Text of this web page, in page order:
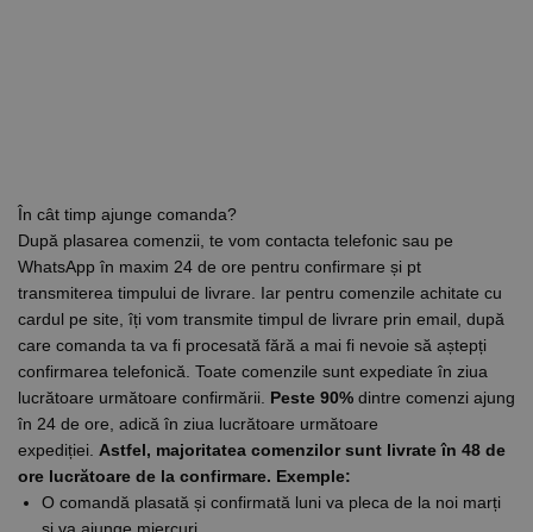
În cât timp ajunge comanda?
După plasarea comenzii, te vom contacta telefonic sau pe
WhatsApp în maxim 24 de ore pentru confirmare și pt
transmiterea timpului de livrare. Iar pentru comenzile achitate cu
cardul pe site, îți vom transmite timpul de livrare prin email, după
care comanda ta va fi procesată fără a mai fi nevoie să aștepți
confirmarea telefonică. Toate comenzile sunt expediate în ziua
lucrătoare următoare confirmării. Peste 90% dintre comenzi ajung
în 24 de ore, adică în ziua lucrătoare următoare
expediției. Astfel, majoritatea comenzilor sunt livrate în 48 de
ore lucrătoare de la confirmare. Exemple:
O comandă plasată și confirmată luni va pleca de la noi marți
și va ajunge miercuri.